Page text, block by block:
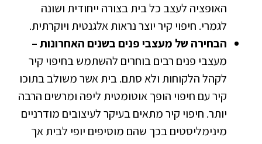
האופציה לעצב כל בית בצורה ייחודית ושונה
לגמרי. חיפוי קיר יוצר נראות אלגנטית ויוקרתית.
הבחירה של מעצבי פנים בשנים האחרונות –
מעצבי פנים רבים בוחרים להשתמש בחיפוי קיר
לקהל הלקוחות ולא סתם. בית אשר משולב בתוכו
קיר עם חיפוי הופך אוטומטית ליפה ומרשים הרבה
יותר. חיפוי קיר מתאים בעיקר לעיצובים מודרניים
מינימליסטים בכך שהם מוסיפים יופי לבית אך